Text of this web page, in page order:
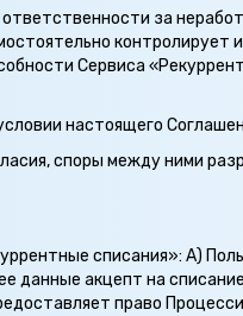
за
контролирует
Сервиса
настоящего
споры между ними
списания»: А)
данные акцепт на
право